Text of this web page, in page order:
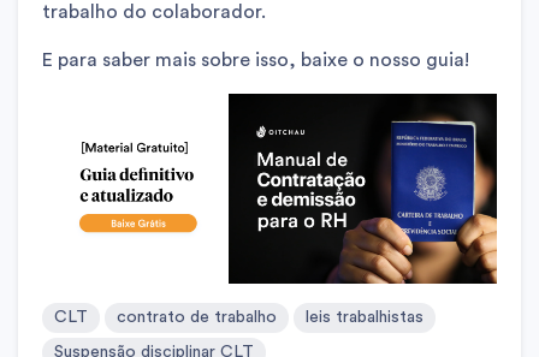
trabalho do colaborador.
E para saber mais sobre isso, baixe o nosso guia!
CLT contrato de trabalho leis trabalhistas
Suspensão disciplinar CLT